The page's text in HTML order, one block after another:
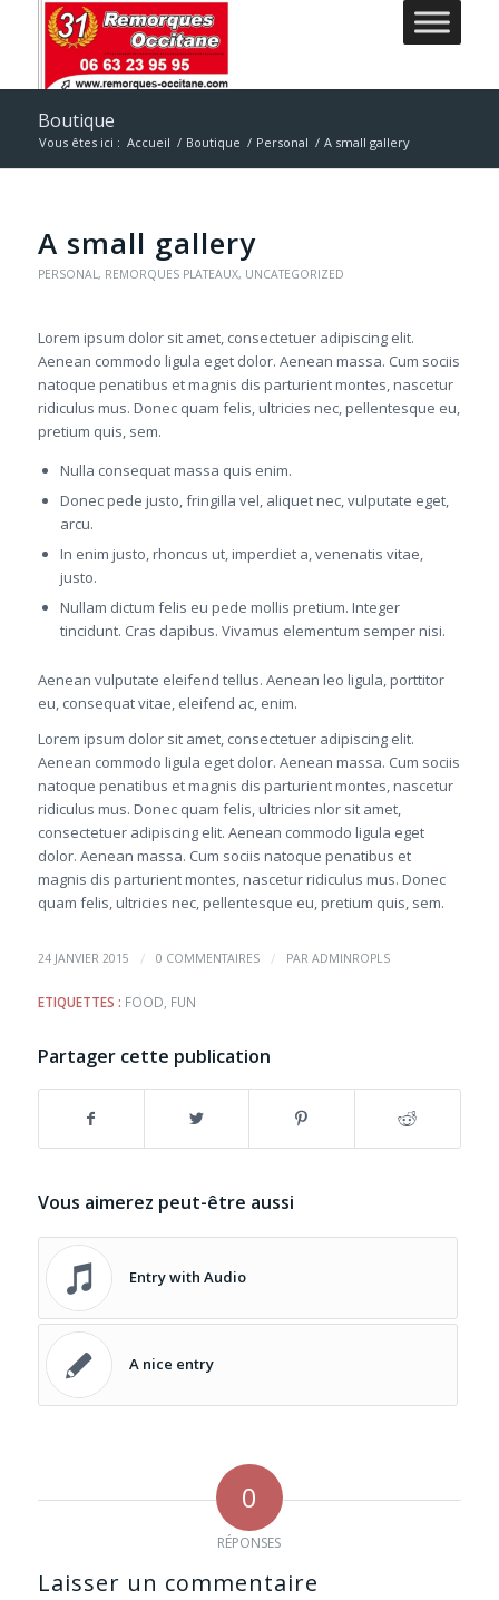
Boutique
Vous êtes ici : Accueil / Boutique / Personal / A small gallery
A small gallery
PERSONAL, REMORQUES PLATEAUX, UNCATEGORIZED
Lorem ipsum dolor sit amet, consectetuer adipiscing elit.
Aenean commodo ligula eget dolor. Aenean massa. Cum sociis
natoque penatibus et magnis dis parturient montes, nascetur
ridiculus mus. Donec quam felis, ultricies nec, pellentesque eu,
pretium quis, sem.
Nulla consequat massa quis enim.
Donec pede justo, fringilla vel, aliquet nec, vulputate eget,
arcu.
In enim justo, rhoncus ut, imperdiet a, venenatis vitae,
justo.
Nullam dictum felis eu pede mollis pretium. Integer
tincidunt. Cras dapibus. Vivamus elementum semper nisi.
Aenean vulputate eleifend tellus. Aenean leo ligula, porttitor
eu, consequat vitae, eleifend ac, enim.
Lorem ipsum dolor sit amet, consectetuer adipiscing elit.
Aenean commodo ligula eget dolor. Aenean massa. Cum sociis
natoque penatibus et magnis dis parturient montes, nascetur
ridiculus mus. Donec quam felis, ultricies nlor sit amet,
consectetuer adipiscing elit. Aenean commodo ligula eget
dolor. Aenean massa. Cum sociis natoque penatibus et
magnis dis parturient montes, nascetur ridiculus mus. Donec
quam felis, ultricies nec, pellentesque eu, pretium quis, sem.
24 JANVIER 2015 / 0 COMMENTAIRES / PAR ADMINROPLS
ETIQUETTES : FOOD FUN
Partager cette publication
Vous aimerez peut-être aussi
Entry with Audio
A nice entry
0
RÉPONSES
Laisser un commentaire